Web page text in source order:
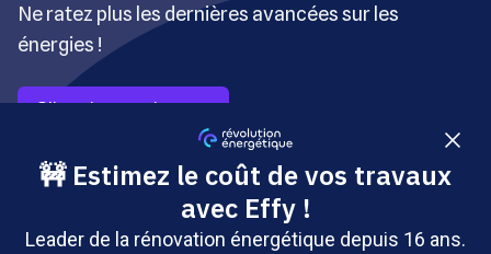
Ne ratez plus les dernières avancées sur les
énergies !
S’inscrire gratuitement
Copyright © Révolution Énergétique - Tous droits réservés
- Site édité par Saabre SAS, une société du groupe
Brakson